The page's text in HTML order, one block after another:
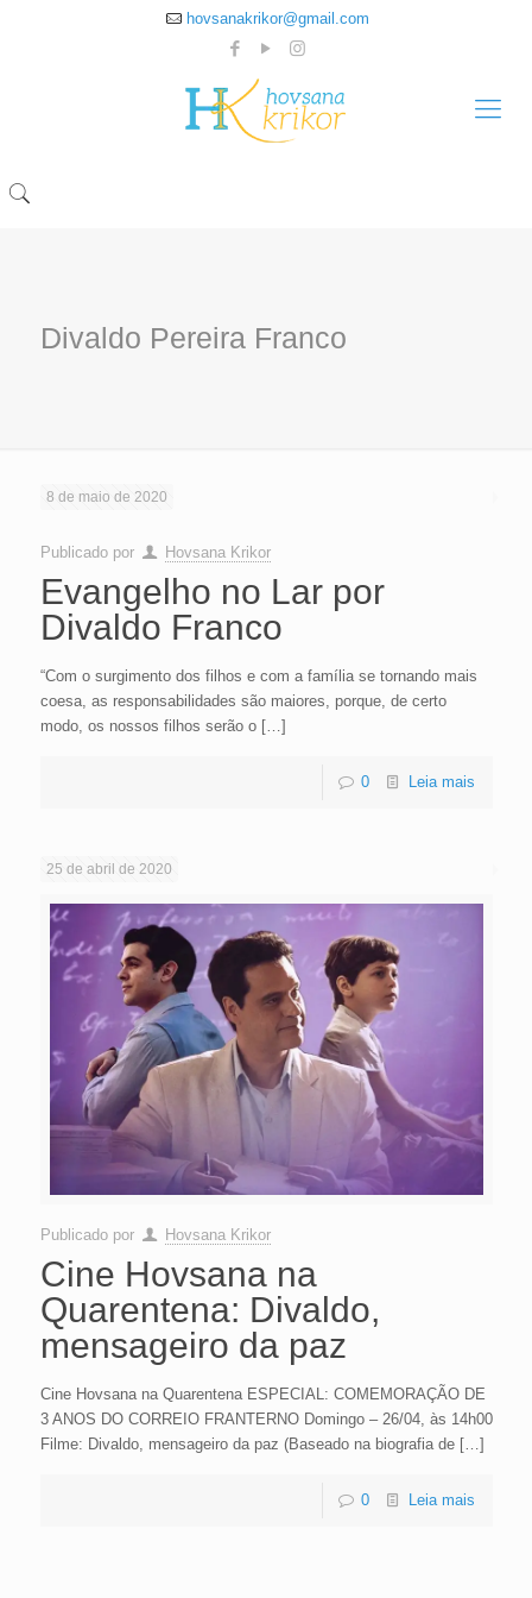
hovsanakrikor@gmail.com
Divaldo Pereira Franco
8 de maio de 2020
Publicado por Hovsana Krikor
Evangelho no Lar por
Divaldo Franco
“Com o surgimento dos filhos e com a família se tornando mais
coesa, as responsabilidades são maiores, porque, de certo
modo, os nossos filhos serão o[…]
0 Leia mais
25 de abril de 2020
Publicado por Hovsana Krikor
Cine Hovsana na
Quarentena: Divaldo,
mensageiro da paz
Cine Hovsana na Quarentena ESPECIAL: COMEMORAÇÃO DE
3 ANOS DO CORREIO FRANTERNO Domingo – 26/04, às 14h00
Filme: Divaldo, mensageiro da paz (Baseado na biografia de[…]
0 Leia mais